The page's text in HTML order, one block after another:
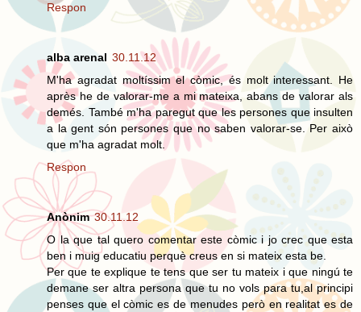
Respon
alba arenal 30.11.12
M'ha agradat moltíssim el còmic, és molt interessant. He
après he de valorar-me a mi mateixa, abans de valorar als
demés. També m'ha paregut que les persones que insulten
a la gent són persones que no saben valorar-se. Per això
que m'ha agradat molt.
Respon
Anònim 30.11.12
O la que tal quero comentar este còmic i jo crec que esta
ben i muig educatiu perquè creus en si mateix esta be.
Per que te explique te tens que ser tu mateix i que ningú te
demane ser altra persona que tu no vols para tu,al principi
penses que el còmic es de menudes però en realitat es de